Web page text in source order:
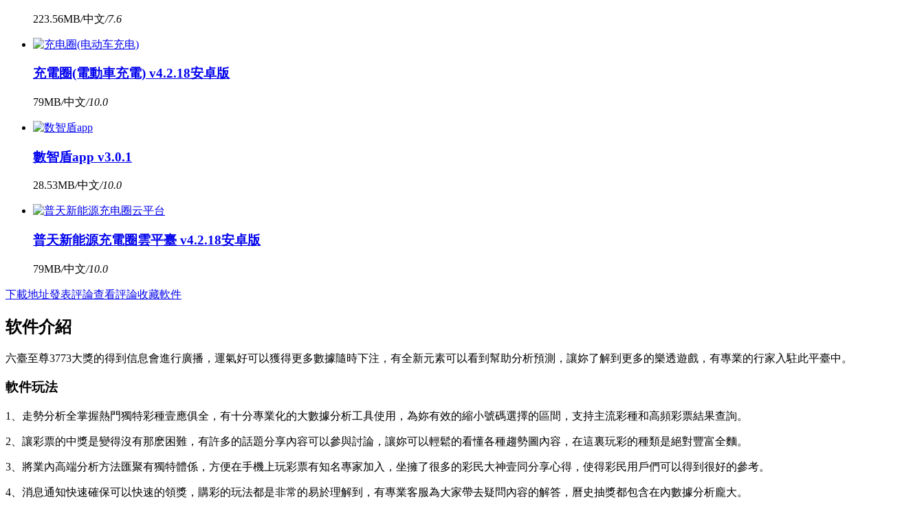
223.56MB/中文/7.6
充電圈(電動車充電) v4.2.18安卓版
79MB/中文/10.0
數智盾app v3.0.1
28.53MB/中文/10.0
普天新能源充電圈雲平臺 v4.2.18安卓版
79MB/中文/10.0
下載地址發表評論查看評論收藏軟件
软件介紹
六臺至尊3773大獎的得到信息會進行廣播，運氣好可以獲得更多數據隨時下注，有全新元素可以看到幫助分析預測，讓妳了解到更多的樂透遊戲，有專業的行家入駐此平臺中。
軟件玩法
1、走勢分析全掌握熱門獨特彩種壹應俱全，有十分專業化的大數據分析工具使用，為妳有效的縮小號碼選擇的區間，支持主流彩種和高頻彩票結果查詢。
2、讓彩票的中獎是變得沒有那麽困難，有許多的話題分享內容可以參與討論，讓妳可以輕鬆的看懂各種趨勢圖內容，在這裏玩彩的種類是絕對豐富全麵。
3、將業內高端分析方法匯聚有獨特體係，方便在手機上玩彩票有知名專家加入，坐擁了很多的彩民大神壹同分享心得，使得彩民用戶們可以得到很好的參考。
4、消息通知快速確保可以快速的領獎，購彩的玩法都是非常的易於理解到，有專業客服為大家帶去疑問內容的解答，曆史抽獎都包含在內數據分析龐大。